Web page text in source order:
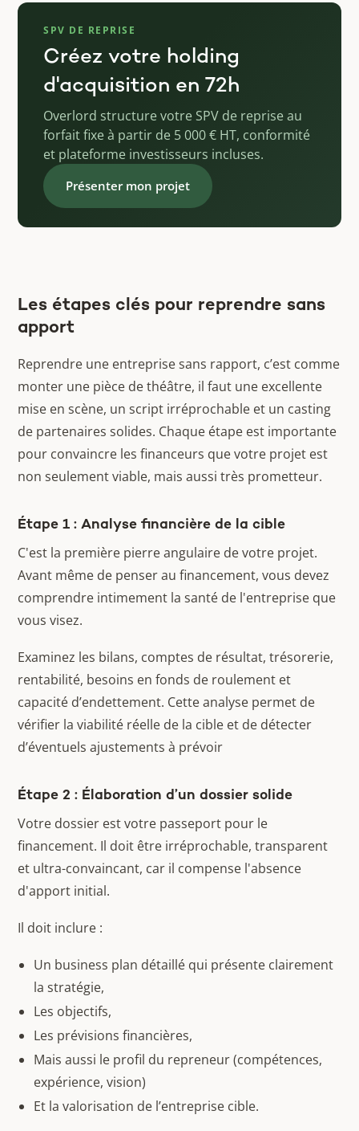
SPV DE REPRISE
Créez votre holding
d'acquisition en 72h
Overlord structure votre SPV de reprise au
forfait fixe à partir de 5 000 € HT, conformité
et plateforme investisseurs incluses.
Présenter mon projet
Les étapes clés pour reprendre sans
apport
Reprendre une entreprise sans rapport, c’est comme
monter une pièce de théâtre, il faut une excellente
mise en scène, un script irréprochable et un casting
de partenaires solides. Chaque étape est importante
pour convaincre les financeurs que votre projet est
non seulement viable, mais aussi très prometteur.
Étape 1 : Analyse financière de la cible
C'est la première pierre angulaire de votre projet.
Avant même de penser au financement, vous devez
comprendre intimement la santé de l'entreprise que
vous visez.
Examinez les bilans, comptes de résultat, trésorerie,
rentabilité, besoins en fonds de roulement et
capacité d’endettement. Cette analyse permet de
vérifier la viabilité réelle de la cible et de détecter
d’éventuels ajustements à prévoir
Étape 2 : Élaboration d’un dossier solide
Votre dossier est votre passeport pour le
financement. Il doit être irréprochable, transparent
et ultra-convaincant, car il compense l'absence
d'apport initial.
Il doit inclure :
Un business plan détaillé qui présente clairement
la stratégie,
Les objectifs,
Les prévisions financières,
Mais aussi le profil du repreneur (compétences,
expérience, vision)
Et la valorisation de l’entreprise cible.